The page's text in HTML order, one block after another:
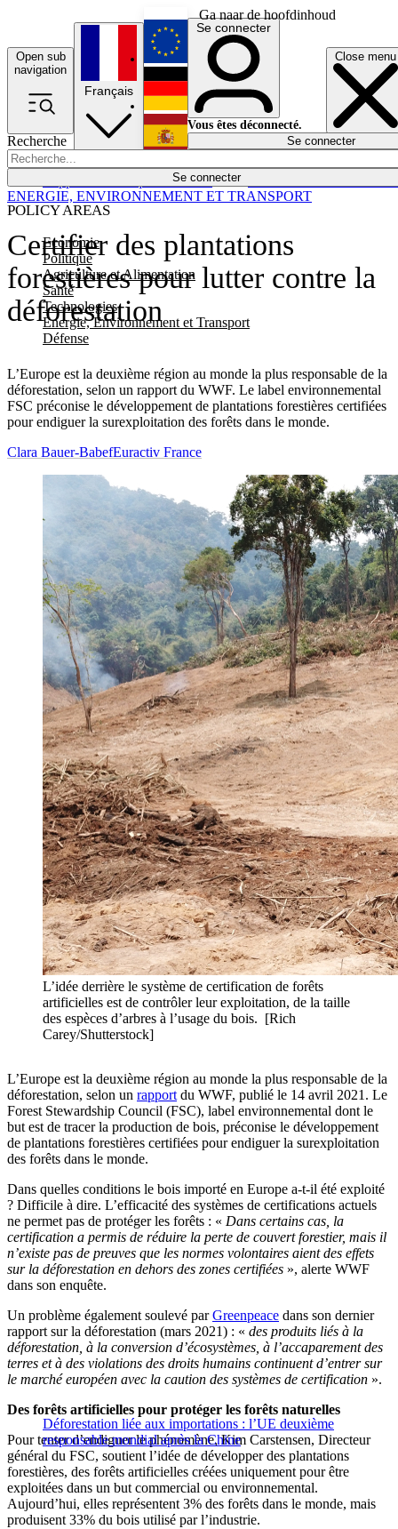
Ga naar de hoofdinhoud
Open sub
navigation
Close menu
Recherche
Se connecter
POLICY AREAS
Economie
Politique
Agriculture et Alimentation
Santé
Technologies
Energie, Environnement et Transport
Défense
Économie
Français
English
Deutsch
Español
Se connecter
Vous êtes déconnecté.
Se connecter
Certifier des plantations
forestières pour lutter contre la
déforestation
L’Europe est la deuxième région au monde la plus responsable de la
déforestation, selon un rapport du WWF. Le label environnemental
FSC préconise le développement de plantations forestières certifiées
pour endiguer la surexploitation des forêts dans le monde.
ENERGIE, ENVIRONNEMENT ET TRANSPORT
Clara Bauer-BabefEuractiv France
L’idée derrière le système de certification de forêts
artificielles est de contrôler leur exploitation, de la taille
des espèces d’arbres à l’usage du bois. [Rich
Carey/Shutterstock]
L’Europe est la deuxième région au monde la plus responsable de la
déforestation, selon un rapport du WWF, publié le 14 avril 2021. Le
Forest Stewardship Council (FSC), label environnemental dont le
but est de tracer la production de bois, préconise le développement
de plantations forestières certifiées pour endiguer la surexploitation
des forêts dans le monde.
Dans quelles conditions le bois importé en Europe a-t-il été exploité
? Difficile à dire. L’efficacité des systèmes de certifications actuels
ne permet pas de protéger les forêts : « Dans certains cas, la
certification a permis de réduire la perte de couvert forestier, mais il
n’existe pas de preuves que les normes volontaires aient des effets
sur la déforestation en dehors des zones certifiées », alerte WWF
dans son enquête.
Un problème également soulevé parGreenpeace dans son dernier
rapport sur la déforestation (mars 2021) : « des produits liés à la
déforestation, à la conversion d’écosystèmes, à l’accaparement des
terres et à des violations des droits humains continuent d’entrer sur
le marché européen avec la caution des systèmes de certification ».
Déforestation liée aux importations : l’UE deuxième
responsable mondial après la Chine
Des forêts artificielles pour protéger les forêts naturelles
Pour tenter d’endiguer le phénomène, Kim Carstensen, Directeur
général du FSC, soutient l’idée de développer des plantations
forestières, des forêts artificielles créées uniquement pour être
exploitées dans un but commercial ou environnemental.
Aujourd’hui, elles représentent 3% des forêts dans le monde, mais
produisent 33% du bois utilisé par l’industrie.